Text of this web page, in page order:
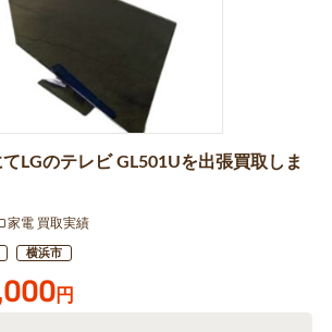
LGのテレビ GL501Uを出張買取しま
家電 買取実績
横浜市
円